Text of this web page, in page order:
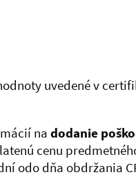
uvedené v
na dodanie
cenu
odo dňa obdržania